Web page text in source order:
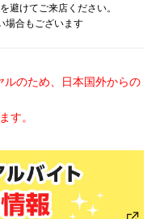
避けてご来店ください。
場合もございます
のため、日本国外からの
す。